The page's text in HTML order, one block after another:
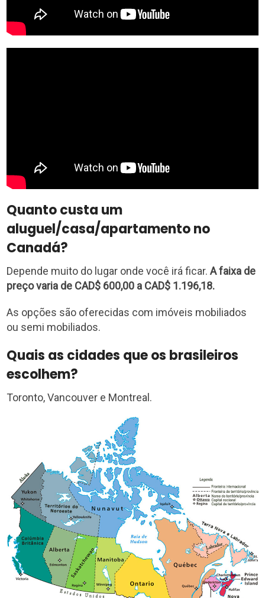
Quanto custa um
aluguel/casa/apartamento no
Canadá?
Depende muito do lugar onde você irá ficar.A faixa de
preço varia de CAD$ 600,00 a CAD$ 1.196,18.
As opções são oferecidas com imóveis mobiliados
ou semi mobiliados.
Quais as cidades que os brasileiros
escolhem?
Toronto, Vancouver e Montreal.